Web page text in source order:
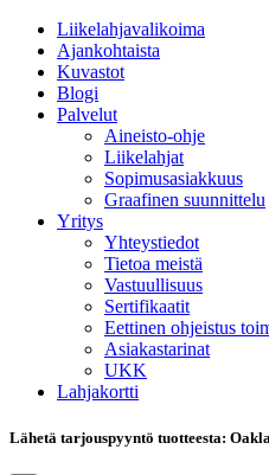
Liikelahjavalikoima
Ajankohtaista
Kuvastot
Blogi
Palvelut
Aineisto-ohje
Liikelahjat
Sopimusasiakkuus
Graafinen suunnittelu
Yritys
Yhteystiedot
Tietoa meistä
Vastuullisuus
Sertifikaatit
Eettinen ohjeistus
Asiakastarinat
UKK
Lahjakortti
Lähetä tarjouspyyntö tuotteesta: